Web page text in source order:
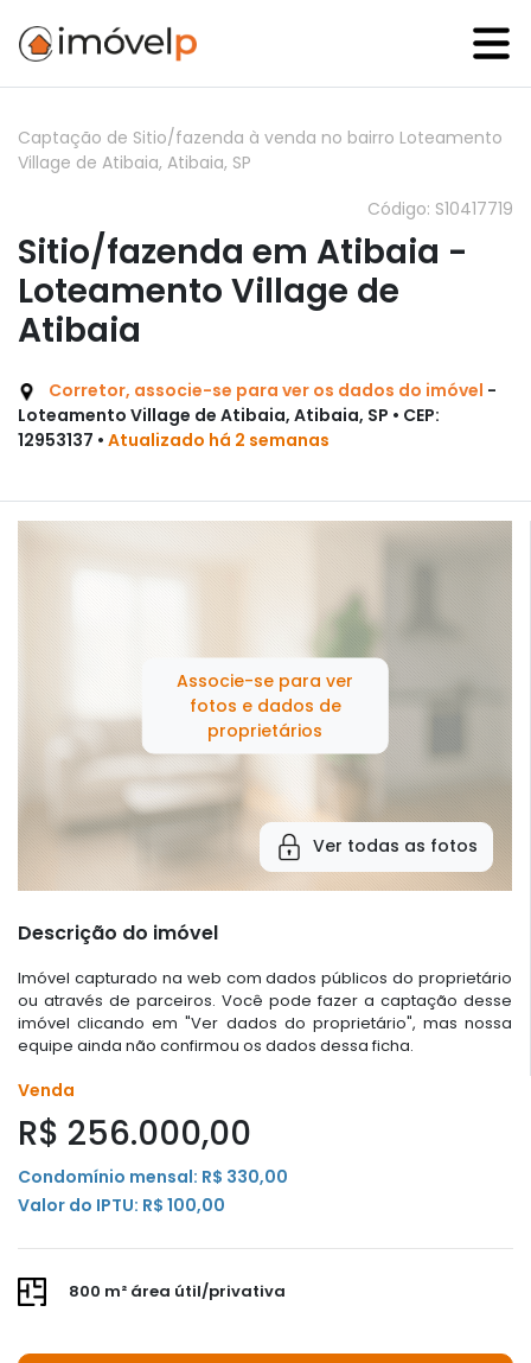
Captação de Sitio/fazenda à venda no bairro Loteamento
Village de Atibaia, Atibaia, SP
Código: S10417719
Sitio/fazenda em Atibaia -
Loteamento Village de
Atibaia
Corretor, associe-se para ver os dados do imóvel -
Loteamento Village de Atibaia, Atibaia, SP • CEP:
12953137 • Atualizado há 2 semanas
Associe-se para ver
fotos e dados de
proprietários
Ver todas as fotos
Descrição do imóvel
Imóvel capturado na web com dados públicos do proprietário
ou através de parceiros. Você pode fazer a captação desse
imóvel clicando em "Ver dados do proprietário", mas nossa
equipe ainda não confirmou os dados dessa ficha.
Venda
R$ 256.000,00
Condomínio mensal: R$ 330,00
Valor do IPTU: R$ 100,00
800 m² área útil/privativa